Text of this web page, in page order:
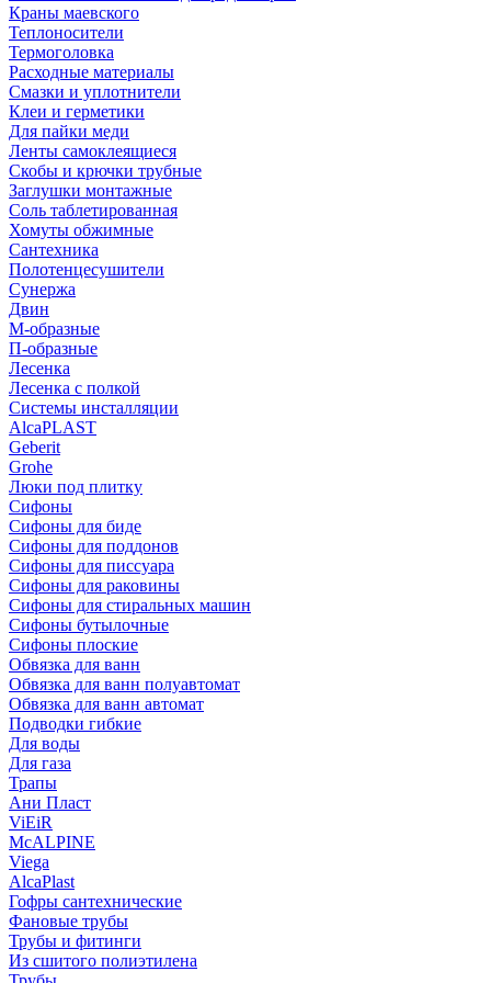
Краны маевского
Теплоносители
Термоголовка
Расходные материалы
Смазки и уплотнители
Клеи и герметики
Для пайки меди
Ленты самоклеящиеся
Скобы и крючки трубные
Заглушки монтажные
Соль таблетированная
Хомуты обжимные
Сантехника
Полотенцесушители
Сунержа
Двин
М-образные
П-образные
Лесенка
Лесенка с полкой
Системы инсталляции
AlcaPLAST
Geberit
Grohe
Люки под плитку
Сифоны
Сифoны для биде
Сифoны для поддонов
Сифoны для писсуара
Сифоны для раковины
Сифоны для стиральных машин
Сифоны бутылочные
Сифоны плоские
Обвязка для ванн
Обвязка для ванн полуавтомат
Обвязка для ванн автомат
Подводки гибкие
Для воды
Для газа
Трапы
Ани Пласт
ViEiR
McALPINE
Viega
AlcaPlast
Гофры сантехнические
Фановые трубы
Трубы и фитинги
Из сшитого полиэтилена